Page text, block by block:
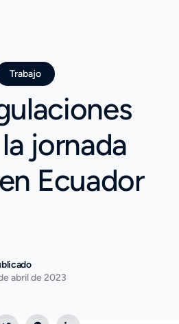
Trabajo
jornada
Ecuador
abril de 2023